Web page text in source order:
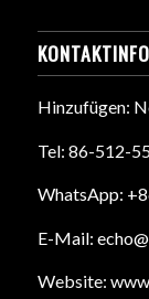
Hinzufügen:
Tel: 86-512-
WhatsApp:
E-Mail:
Website: